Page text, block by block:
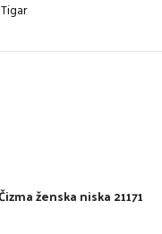
Tigar
ženska niska 21171